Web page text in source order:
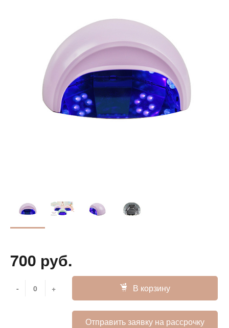
700 руб.
- + В корзину
Отправить заявку на рассрочку